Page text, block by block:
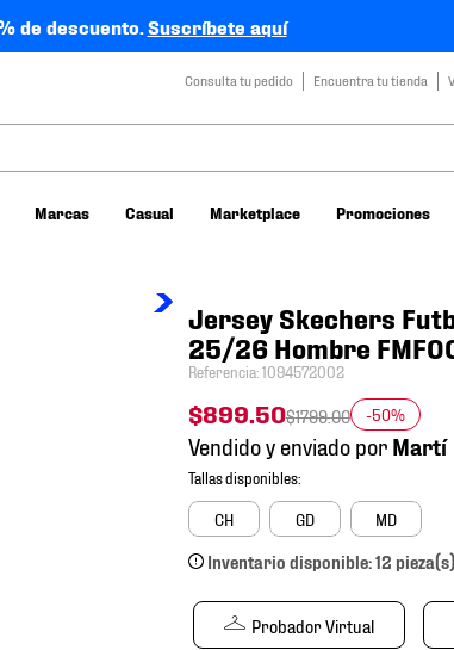
de descuento.Suscríbete aquí
Consulta tu pedido Encuentra tu tienda
Marcas Casual Marketplace Promociones
Jersey Skechers
25/26 Hombre
Referencia:1094572002
$899.50$1799.00 -50%
Vendido y enviado por
CH GD MD
Inventario disponible: 12
Probador Virtual